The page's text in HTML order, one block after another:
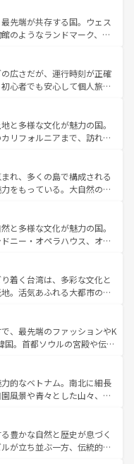
るランス、プロヴァンスの
彩な楽しみ方が可能だ。さ
が溢れており、どの街角に
で全く異なる文化を体験で
のフランス情報はコンテンツ一覧
ても飽きることがない。ベ
ン州のアルプスの絶景、そ
いった風景は必見。ビール
い。 なお、新着の
を参照してほしい。
先端が共存する国。ウェス
のようなランドマーク、歴
また、優雅なアフタヌーン
ない英国パブ、サッカー観
体験も豊富。イギリスを旅
広さだが、運行時刻が正確
心者でも安心して個人旅行
イスならではのユニークな
けでなく町歩きも満喫する
いため物価も高いが、旅行
もできる。 なお、新
覧 を参照してほしい。
と多様な文化が魅力の国。
リフォルニアまで、訪れる
ョッピング、エンターテイ
ポットだ。一方、アメリカ
ンドキャニオンやイエロー
楽と美食が融合した独特の
の各地域で異なる魅力を楽
な歴史を感じることができ
アメリカ
てほしい。
れ、多くの島で構成される
をもっている。大自然の神
番の観光地といえばオアフ
らマウイ島やカウアイ島が
に輝く海をはじめ、豊かな
々を迎えてくれるハワイの
やハワイアンミュージッ
すべてがハワイの魅力を彩
情報
しい。
と多様な文化が魅力の国。
ニー・オペラハウス、オー
えるウルル（エアーズロッ
林やケアンズの熱帯雨林な
、カフェやワイン、オージ
ており、サーフィンやダイ
トドア好きにはたまらな
力を存分に味わいつくそ
着く台湾は、多彩な文化と
。活気あふれる大都市の台
台湾東部など、都市の喧騒
、訪れる人に新しい発見と
、奥深い台湾の食文化も魅
ど、バラエティ豊かな料理
の台湾情報は コンテンツ一覧を参
、最先端のファッションやK
。首都ソウルの宮殿や伝統
々の自然美を楽しむことが
、絶品のストリートフード
っている。夜には、韓国な
多彩な魅力を心ゆくまで味
。 なお、新着の韓国情報はコンテンツ一
的なベトナム。南北に細長
風景や青々とした山々、世
。ハノイの古い町並みやホ
の建物も、独特の雰囲気を
ティの豊かさとおいしさで
豊かな自然と歴史が息づく
が立ち並ぶ一方、伝統的な